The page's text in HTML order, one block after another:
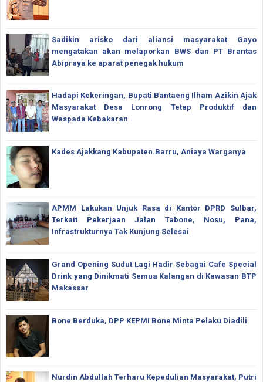
Sadikin arisko dari aliansi masyarakat Gayo
mengatakan akan melaporkan BWS dan PT Brantas
Abipraya ke aparat penegak hukum
Hadapi Kekeringan, Bupati Bantaeng Ilham Azikin Ajak
Masyarakat Desa Lonrong Tetap Produktif dan
Waspada Kebakaran
Kades Ajakkang Kabupaten.Barru, Aniaya Warganya
APMM Lakukan Unjuk Rasa di Kantor DPRD Sulbar,
Terkait Pekerjaan Jalan Tabone, Nosu, Pana,
Infrastrukturnya Tak Kunjung Selesai
Grand Opening Sudut Lagi Hadir Sebagai Cafe Special
Drink yang Dinikmati Semua Kalangan di Kawasan BTP
Makassar
Bone Berduka, DPP KEPMI Bone Minta Pelaku Diadili
Nurdin Abdullah Terharu Kepedulian Masyarakat, Putri